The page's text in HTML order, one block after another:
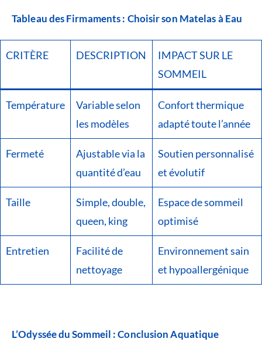
Tableau des Firmaments : Choisir son Matelas à Eau
CRITÈRE DESCRIPTION
IMPACT SUR LE
SOMMEIL
Température
Variable selon
les modèles
Confort thermique
adapté toute l’année
Fermeté
Ajustable via la
quantité d’eau
Soutien personnalisé
et évolutif
Taille
Simple, double,
queen, king
Espace de sommeil
optimisé
Entretien
Facilité de
nettoyage
Environnement sain
et hypoallergénique
L’Odyssée du Sommeil : Conclusion Aquatique